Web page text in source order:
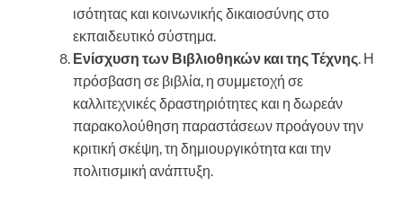
ισότητας και κοινωνικής δικαιοσύνης στο
εκπαιδευτικό σύστημα.
Ενίσχυση των Βιβλιοθηκών και της Τέχνης . Η
πρόσβαση σε βιβλία, η συμμετοχή σε
καλλιτεχνικές δραστηριότητες και η δωρεάν
παρακολούθηση παραστάσεων προάγουν την
κριτική σκέψη, τη δημιουργικότητα και την
πολιτισμική ανάπτυξη.